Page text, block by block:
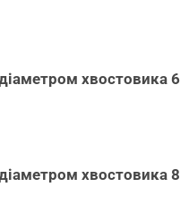
хвостовика 6
хвостовика 8